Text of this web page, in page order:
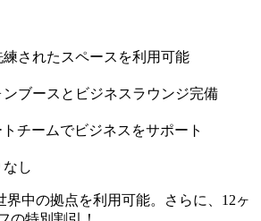
されたスペースを利用可能
ブースとビジネスラウンジ完備
チームでビジネスをサポート
し
界中の拠点を利用可能。さらに、12ヶ